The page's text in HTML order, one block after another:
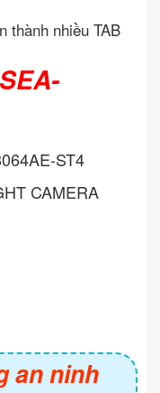
thành nhiều TAB
ST4
CAMERA
an ninh